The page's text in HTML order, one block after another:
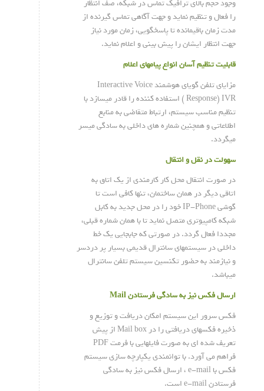
وجود حجم بالای ترافیک تماس در شبکه، صف انتظار
را فعال و تنظیم نماید و جهت آگاهی تماس گیرنده از
مدت زمان باقیمانده تا پاسخگویی، زمان مورد نیاز
جهت انتظار ایشان را پیش بینی و اعلام نماید.
قابلیت تنظیم آسان انواع پیامهای اعلام
مزایای تلفن گویای هوشمند Interactive Voice
Response) IVR ) استفاده کننده را قادر میسازد با
تنظیم مناسب سیستم، ارتباط متقاضی به منابع
اطلاعاتی و همچنین شماره های داخلی به سادگی میسر
میگردد.
سهولت در نقل و انتقال
در صورت انتقال محل کار کارمندی از یک اتاق به
اتاقی دیگر در همان ساختمان، تنها کافی است تا
گوشی IP-Phone خود را در محل جدید به کابل
شبکه کامپیوتری متصل نماید تا با همان شماره قبلی،
مجددا فعال گردد. در صورتی که جابجایی یک خط
داخلی در سیستمهای سانترال قدیمی بسیار پر دردسر
و نیازمند به حضور تکنسین سیستم تلفن سانترال
میباشد.
ارسال فکس نیز به سادگی فرستادنMail
فکس سرور این سیستم امکان دریافت و توزیع و
ذخیره فکسهای دریافتی را در Mail box از پیش
تعریف شده ای به صورت فایلهایی با فرمت PDF
فراهم می آورد. با توانمندی یکپارچه سازی سیستم
فکس با e-mail ، ارسال فکس نیز به سادگی
فرستادن e-mail است.